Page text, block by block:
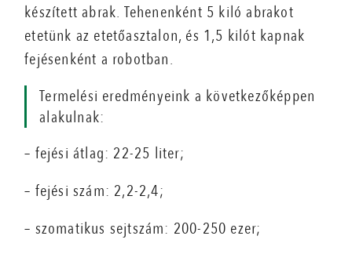
készített abrak. Tehenenként 5 kiló abrakot
etetünk az etetőasztalon, és 1,5 kilót kapnak
fejésenként a robotban.
Termelési eredményeink a következőképpen
alakulnak:
– fejési átlag: 22-25 liter;
– fejési szám: 2,2-2,4;
– szomatikus sejtszám: 200-250 ezer;